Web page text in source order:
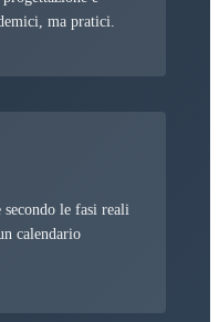
ma pratici.
le fasi reali
calendario